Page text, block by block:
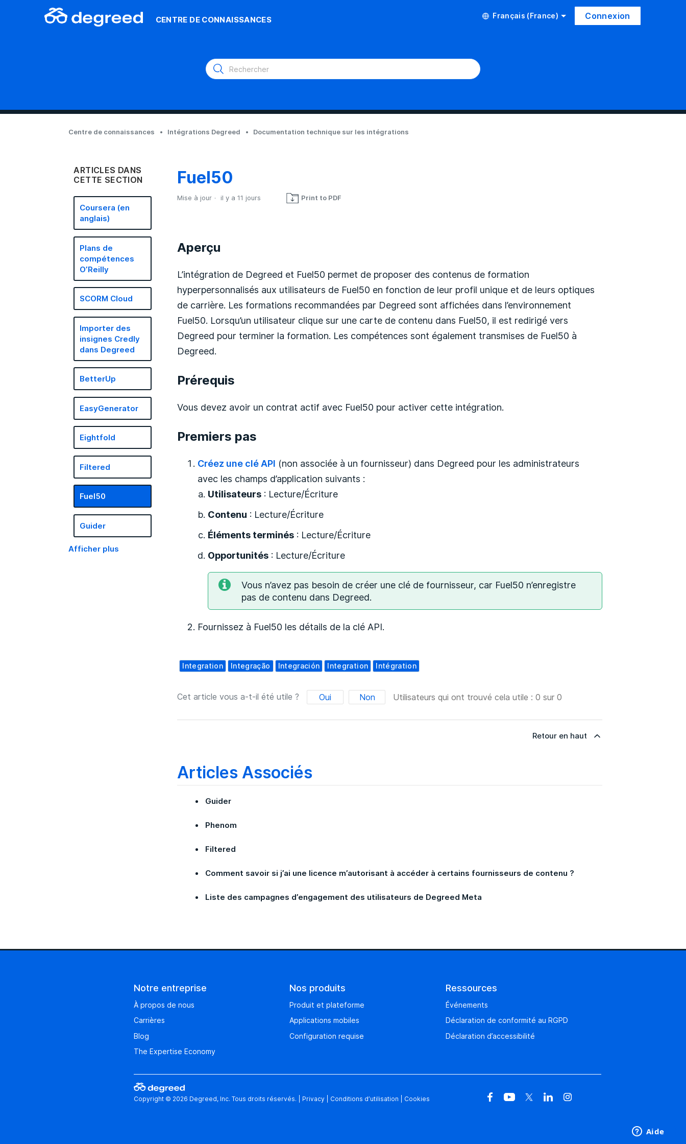
CENTRE DE CONNAISSANCES Français (France) Connexion
Centre de connaissances Intégrations Degreed Documentation technique sur les intégrations
ARTICLES DANS
CETTE SECTION
Coursera (en
anglais)
Plans de
compétences
O’Reilly
SCORM Cloud
Importer des
insignes Credly
dans Degreed
BetterUp
EasyGenerator
Eightfold
Filtered
Fuel50
Guider
Afficher plus
Fuel50
Mise à jour il y a 11 jours Print to PDF
Aperçu
L’intégration de Degreed et Fuel50 permet de proposer des contenus de formation
hyperpersonnalisés aux utilisateurs de Fuel50 en fonction de leur profil unique et de leurs optiques
de carrière. Les formations recommandées par Degreed sont affichées dans l’environnement
Fuel50. Lorsqu’un utilisateur clique sur une carte de contenu dans Fuel50, il est redirigé vers
Degreed pour terminer la formation. Les compétences sont également transmises de Fuel50 à
Degreed.
Prérequis
Vous devez avoir un contrat actif avec Fuel50 pour activer cette intégration.
Premiers pas
Créez une clé API (non associée à un fournisseur) dans Degreed pour les administrateurs
avec les champs d’application suivants :
Utilisateurs : Lecture/Écriture
Contenu : Lecture/Écriture
Éléments terminés : Lecture/Écriture
Opportunités : Lecture/Écriture
Vous n’avez pas besoin de créer une clé de fournisseur, car Fuel50 n’enregistre
pas de contenu dans Degreed.
Fournissez à Fuel50 les détails de la clé API.
Integration Integração Integración Integration Intégration
Cet article vous a-t-il été utile ? Oui Non Utilisateurs qui ont trouvé cela utile : 0 sur 0
Retour en haut
Articles Associés
Guider
Phenom
Filtered
Comment savoir si j’ai une licence m’autorisant à accéder à certains fournisseurs de contenu ?
Liste des campagnes d’engagement des utilisateurs de Degreed Meta
Notre entreprise
À propos de nous
Carrières
Blog
The Expertise Economy
Nos produits
Produit et plateforme
Applications mobiles
Configuration requise
Ressources
Événements
Déclaration de conformité au RGPD
Déclaration d’accessibilité
Copyright © 2026 Degreed, Inc. Tous droits réservés. Privacy Conditions d’utilisation Cookies